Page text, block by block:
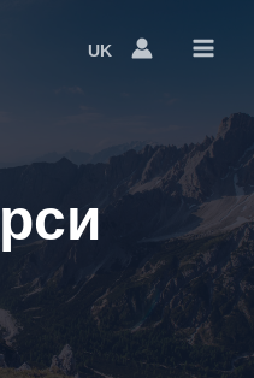
UKLanguage